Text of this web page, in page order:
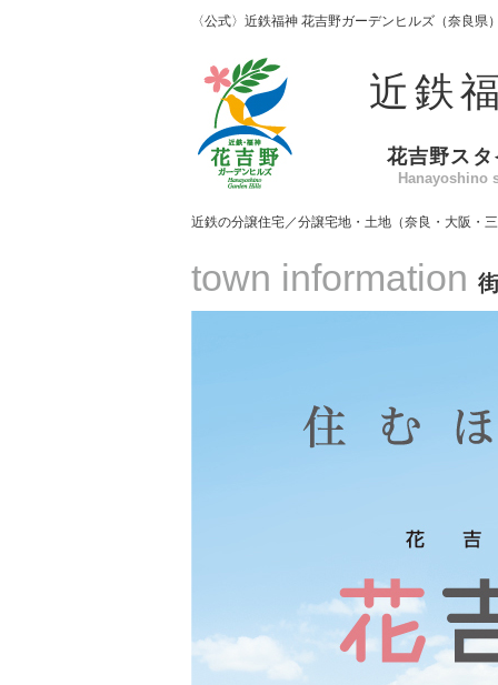
〈公式〉近鉄福神 花吉野ガーデンヒルズ（奈良
近鉄
花吉野スタ
Hanayoshino
近鉄の分譲住宅／分譲宅地・土地（奈良・大阪・
town information